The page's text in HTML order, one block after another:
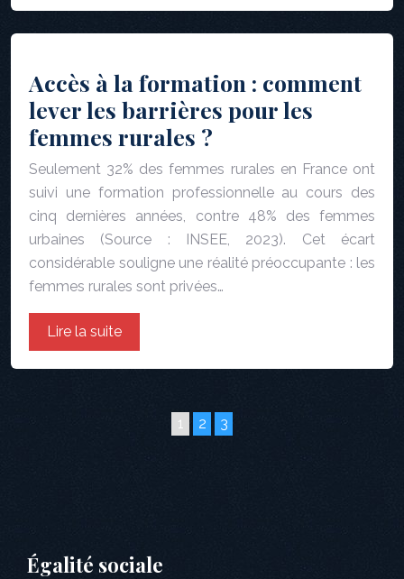
Accès à la formation : comment
lever les barrières pour les
femmes rurales ?
Seulement 32% des femmes rurales en France ont
suivi une formation professionnelle au cours des
cinq dernières années, contre 48% des femmes
urbaines (Source : INSEE, 2023). Cet écart
considérable souligne une réalité préoccupante : les
femmes rurales sont privées…
Lire la suite
1 2 3
Égalité sociale